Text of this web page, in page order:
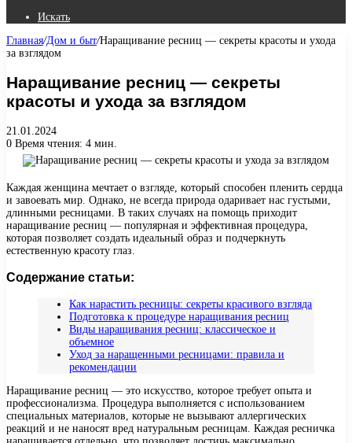
Искать
Главная/Дом и быт/Наращивание ресниц — секреты красоты и ухода
за взглядом
Наращивание ресниц — секреты
красоты и ухода за взглядом
21.01.2024
0 Время чтения: 4 мин.
Каждая женщина мечтает о взгляде, который способен пленить сердца
и завоевать мир. Однако, не всегда природа одаривает нас густыми,
длинными ресницами. В таких случаях на помощь приходит
наращивание ресниц — популярная и эффективная процедура,
которая позволяет создать идеальный образ и подчеркнуть
естественную красоту глаз.
Содержание статьи:
Как нарастить ресницы: секреты красивого взгляда
Подготовка к процедуре наращивания ресниц
Виды наращивания ресниц: классическое и
объемное
Уход за наращенными ресницами: правила и
рекомендации
Наращивание ресниц — это искусство, которое требует опыта и
профессионализма. Процедура выполняется с использованием
специальных материалов, которые не вызывают аллергических
реакций и не наносят вред натуральным ресницам. Каждая ресничка